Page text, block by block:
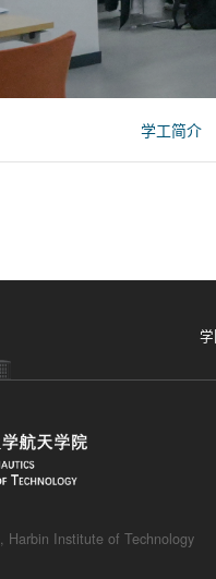
学工简介
, Harbin Institute of Technology